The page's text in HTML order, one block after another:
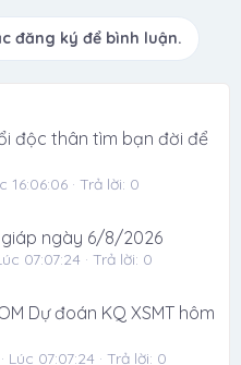
đăng ký để bình luận.
độc thân tìm bạn đời để
16:06:06
Trả lời: 0
giáp ngày 6/8/2026
07:07:24
Trả lời: 0
Dự đoán KQ XSMT hôm
Lúc 07:07:24
Trả lời: 0